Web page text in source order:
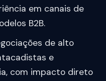
em canais de
B2B.
de alto
e
com impacto direto